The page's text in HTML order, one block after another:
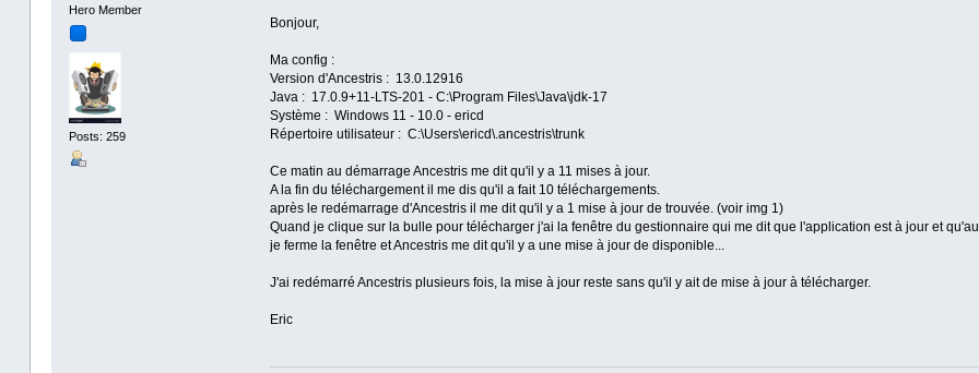
Hero Member
Posts: 259
Bonjour,
Ma config :
Version d'Ancestris : 13.0.12916
Java : 17.0.9+11-LTS-201 - C:\Program Files\Java\jdk-17
Système : Windows 11 - 10.0 - ericd
Répertoire utilisateur : C:\Users\ericd\.ancestris\trunk
Ce matin au démarrage Ancestris me dit qu'il y a 11 mises à jour.
A la fin du téléchargement il me dis qu'il a fait 10 téléchargements.
après le redémarrage d'Ancestris il me dit qu'il y a 1 mise à jour de trouvée. (voir img 1)
Quand je clique sur la bulle pour télécharger j'ai la fenêtre du gestionnaire qui me dit que l'application est à jour et
je ferme la fenêtre et Ancestris me dit qu'il y a une mise à jour de disponible...
J'ai redémarré Ancestris plusieurs fois, la mise à jour reste sans qu'il y ait de mise à jour à télécharger.
Eric